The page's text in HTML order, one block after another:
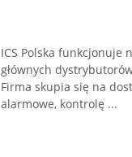
ICS Polska funkcjonuje
głównych
Firma skupia się na
alarmowe, kontrolę ...